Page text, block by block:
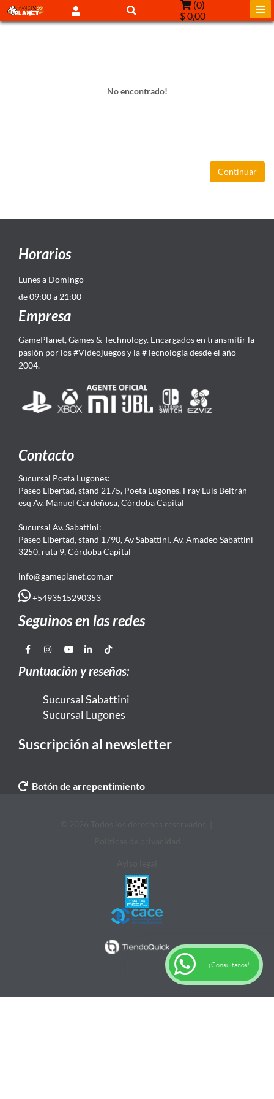
(0)
$ 0,00
No encontrado!
Continuar
Horarios
Lunes a Domingo
de 09:00 a 21:00
Empresa
GamePlanet, Games & Technology. Encargados en transmitir la
pasión por los #Videojuegos y la #Tecnología desde el año
2004.
Contacto
Sucursal Poeta Lugones:
Paseo Libertad, stand 2175, Poeta Lugones. Fray Luis Beltrán
esq Av. Manuel Cardeñosa, Córdoba Capital
Sucursal Av. Sabattini:
Paseo Libertad, stand 1790, Av Sabattini. Av. Amadeo Sabattini
3250, ruta 9, Córdoba Capital
info@gameplanet.com.ar
+5493515290353
Seguinos en las redes
Puntuación y reseñas:
Sucursal Sabattini
Sucursal Lugones
Suscripción al newsletter
Botón de arrepentimiento
¡Consultanos!